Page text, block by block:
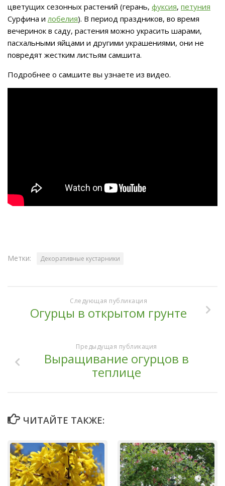
цветущих сезонных растений (герань, фуксия, петуния
Сурфина илобелия). В период праздников, во время
вечеринок в саду, растения можно украсить шарами,
пасхальными яйцами и другими украшениями, они не
повредят жестким листьям самшита.
Подробнее о самшите вы узнаете из видео.
Метки: Декоративные кустарники
Следующая публикация
Огурцы в открытом грунте
Предыдущая публикация
Выращивание огурцов в
теплице
ЧИТАЙТЕ ТАКЖЕ: